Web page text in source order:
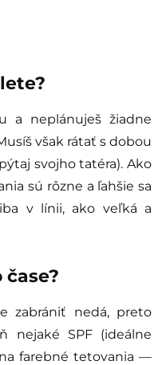
a neplánuješ žiadne
však rátať s dobou
svojho tatéra). Ako
sú rôzne a ľahšie sa
v línii, ako veľká a
čase?
zabrániť nedá, preto
nejaké SPF (ideálne
farebné tetovania —